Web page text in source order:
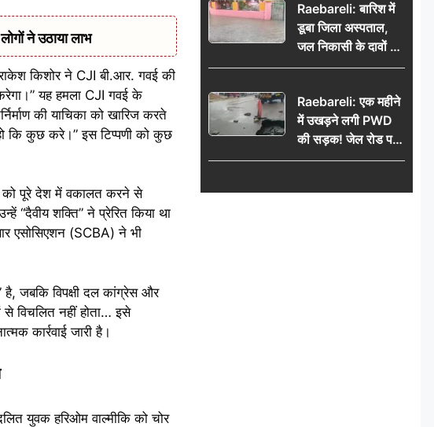
ने उठाया लाभ
किशोर ने CJI बी.आर. गवई की
यह हमला CJI गवई के
की याचिका को खारिज करते
कि कुछ करे।” इस टिप्पणी को कुछ
को पूरे देश में वकालत करने से
“दैवीय शक्ति” ने प्रेरित किया था
एसोसिएशन (SCBA) ने भी
है, जबकि विपक्षी दल कांग्रेस और
विचलित नहीं होता… इसे
कार्रवाई जारी है।
युवक हरिओम वाल्मीकि को चोर
जनसमस्याओं का विवरण
Raebareli: बारिश में
डूबा जिला अस्पताल,
जल निकासी के दावों की
खुली पोल
Raebareli: एक महीने
में उखड़ने लगी PWD
की सड़क! जेल रोड पर
गड्ढे ने खोली निर्माण
की उठी मांग